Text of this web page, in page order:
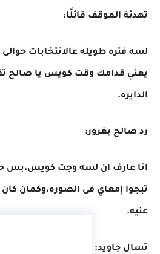
تهدئة الموقف قائلًا:
لسه فتره طويله عالانتخابات
يعني قدامك وقت كويس يا صالح
الدايره.
رد صالح بغرور:
انا عارف ان لسه وجت كويس،بس
تبجوا إمعاي فى الصوره،وكمان كان
عنيه.
تسال جاويد: